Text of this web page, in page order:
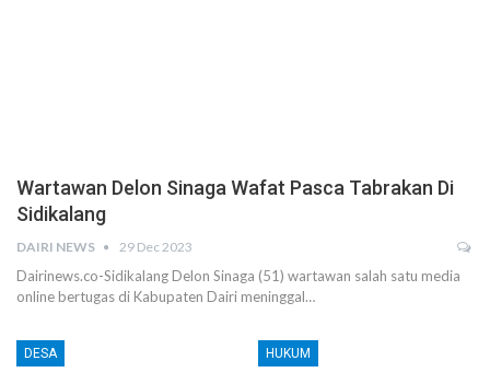
Wartawan Delon Sinaga Wafat Pasca Tabrakan Di
Sidikalang
DAIRI NEWS 29 Dec 2023
Dairinews.co-Sidikalang Delon Sinaga (51) wartawan salah satu media
online bertugas di Kabupaten Dairi meninggal…
DESA HUKUM